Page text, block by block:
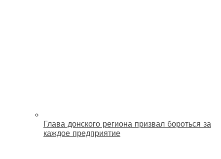
Глава донского региона призвал бороться за
каждое предприятие